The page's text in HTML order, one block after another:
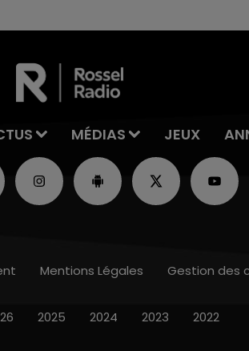
MÉDIAS JEUX
Mentions Légales Gestion des
2025 2024 2023 2022